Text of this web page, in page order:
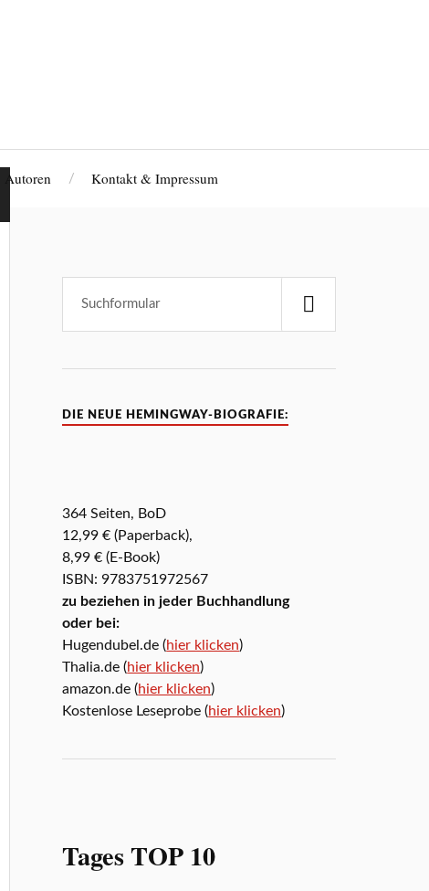
Autoren Kontakt & Impressum
DIE NEUE HEMINGWAY-BIOGRAFIE:
364 Seiten, BoD
12,99 € (Paperback),
8,99 € (E-Book)
ISBN: 9783751972567
zu beziehen in jeder Buchhandlung
oder bei:
Hugendubel.de (hier klicken)
Thalia.de (hier klicken)
amazon.de (hier klicken)
Kostenlose Leseprobe (hier klicken)
Tages TOP 10